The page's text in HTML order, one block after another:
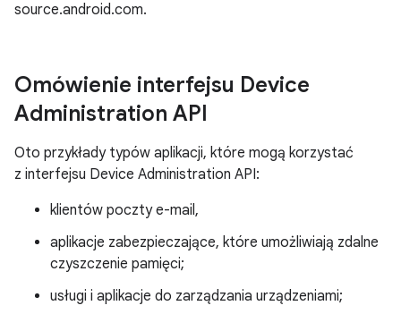
source.android.com.
Omówienie interfejsu Device
Administration API
Oto przykłady typów aplikacji, które mogą korzystać
z interfejsu Device Administration API:
klientów poczty e-mail,
aplikacje zabezpieczające, które umożliwiają zdalne
czyszczenie pamięci;
usługi i aplikacje do zarządzania urządzeniami;